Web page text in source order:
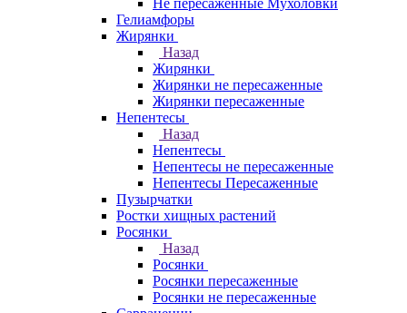
Не пересаженные Мухоловки
Гелиамфоры
Жирянки
Назад
Жирянки
Жирянки не пересаженные
Жирянки пересаженные
Непентесы
Назад
Непентесы
Непентесы не пересаженные
Непентесы Пересаженные
Пузырчатки
Ростки хищных растений
Росянки
Назад
Росянки
Росянки пересаженные
Росянки не пересаженные